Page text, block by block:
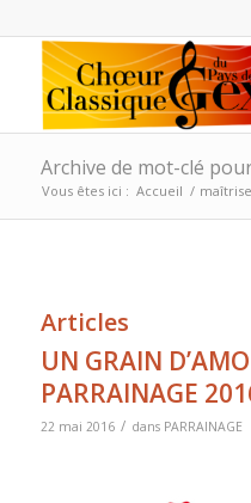
Archive de mot-clé
Vous êtes ici : Accueil /
Articles
UN GRAIN
PARRAINAGE
22 mai 2016 / dans PARRAINAGE